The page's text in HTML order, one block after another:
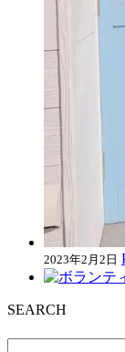
2023年2月2日
SEARCH